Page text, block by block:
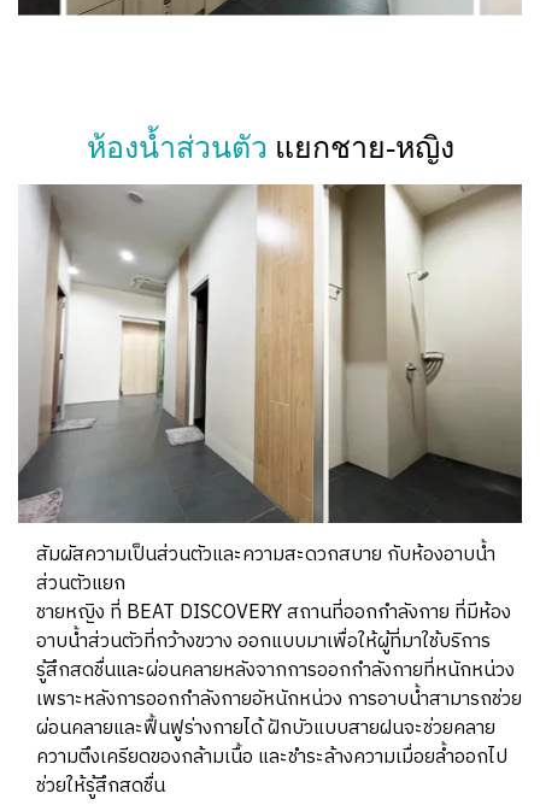
ห้องน้ำส่วนตัว แยกชาย-หญิง
สัมผัสความเป็นส่วนตัวและความสะดวกสบาย กับห้องอาบน้ำ
ส่วนตัวแยก
ชายหญิง ที่ BEAT DISCOVERY สถานที่ออกกำลังกาย ที่มีห้อง
อาบน้ำส่วนตัวที่กว้างขวาง ออกแบบมาเพื่อให้ผู้ที่มาใช้บริการ
รู้สึกสดชื่นและผ่อนคลายหลังจากการออกกำลังกายที่หนักหน่วง
เพราะหลังการออกกำลังกายอัหนักหน่วง การอาบน้ำสามารถช่วย
ผ่อนคลายและฟื้นฟูร่างกายได้ ฝักบัวแบบสายฝนจะช่วยคลาย
ความตึงเครียดของกล้ามเนื้อ และชำระล้างความเมื่อยล้ำออกไป
ช่วยให้รู้สึกสดชื่น